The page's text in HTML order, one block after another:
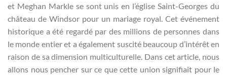
et Meghan Markle se sont unis en l’église Saint-Georges du
château de Windsor pour un mariage royal. Cet événement
historique a été regardé par des millions de personnes dans
le monde entier et a également suscité beaucoup d’intérêt en
raison de sa dimension multiculturelle. Dans cet article, nous
allons nous pencher sur ce que cette union signifiait pour le